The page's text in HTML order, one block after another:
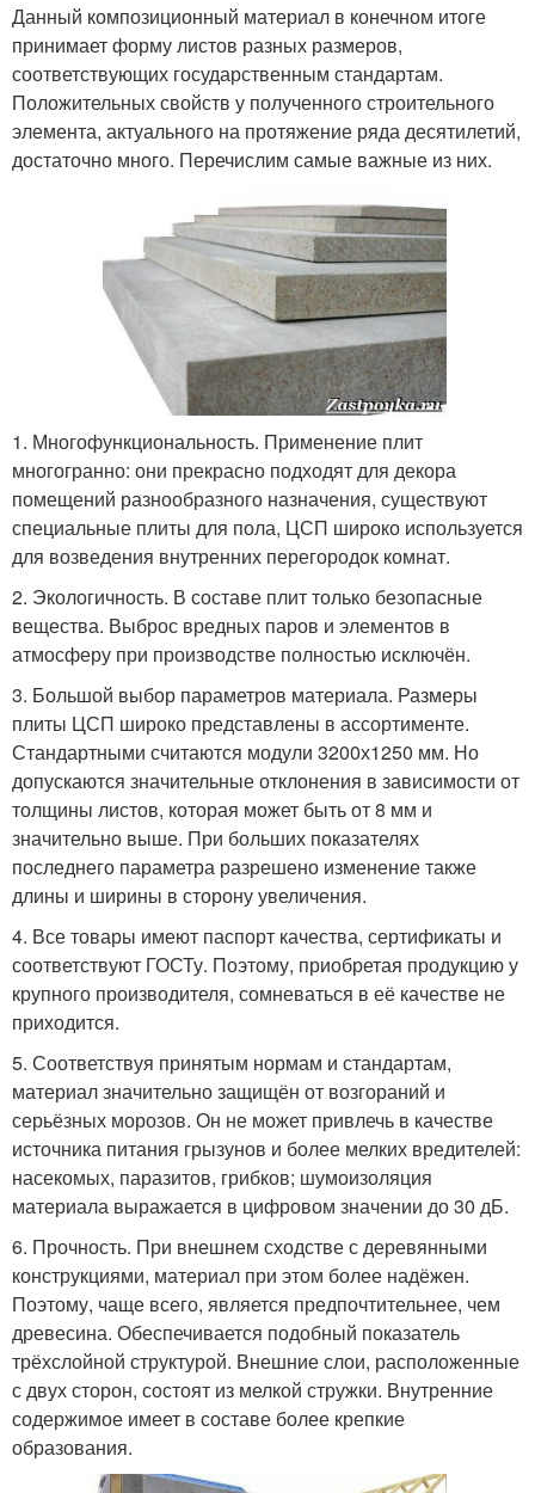
Данный композиционный материал в конечном итоге
принимает форму листов разных размеров,
соответствующих государственным стандартам.
Положительных свойств у полученного строительного
элемента, актуального на протяжение ряда десятилетий,
достаточно много. Перечислим самые важные из них.
1. Многофункциональность. Применение плит
многогранно: они прекрасно подходят для декора
помещений разнообразного назначения, существуют
специальные плиты для пола, ЦСП широко используется
для возведения внутренних перегородок комнат.
2. Экологичность. В составе плит только безопасные
вещества. Выброс вредных паров и элементов в
атмосферу при производстве полностью исключён.
3. Большой выбор параметров материала. Размеры
плиты ЦСП широко представлены в ассортименте.
Стандартными считаются модули 3200х1250 мм. Но
допускаются значительные отклонения в зависимости от
толщины листов, которая может быть от 8 мм и
значительно выше. При больших показателях
последнего параметра разрешено изменение также
длины и ширины в сторону увеличения.
4. Все товары имеют паспорт качества, сертификаты и
соответствуют ГОСТу. Поэтому, приобретая продукцию у
крупного производителя, сомневаться в её качестве не
приходится.
5. Соответствуя принятым нормам и стандартам,
материал значительно защищён от возгораний и
серьёзных морозов. Он не может привлечь в качестве
источника питания грызунов и более мелких вредителей:
насекомых, паразитов, грибков; шумоизоляция
материала выражается в цифровом значении до 30 дБ.
6. Прочность. При внешнем сходстве с деревянными
конструкциями, материал при этом более надёжен.
Поэтому, чаще всего, является предпочтительнее, чем
древесина. Обеспечивается подобный показатель
трёхслойной структурой. Внешние слои, расположенные
с двух сторон, состоят из мелкой стружки. Внутренние
содержимое имеет в составе более крепкие
образования.